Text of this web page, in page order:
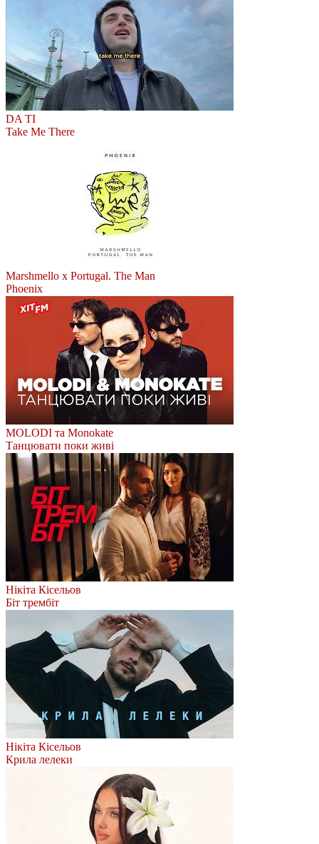
DA TI
Take Me There
Marshmello x Portugal. The Man
Phoenix
MOLODI та Monokate
Танцювати поки живі
Нікіта Кісельов
Біт трембіт
Нікіта Кісельов
Крила лелеки